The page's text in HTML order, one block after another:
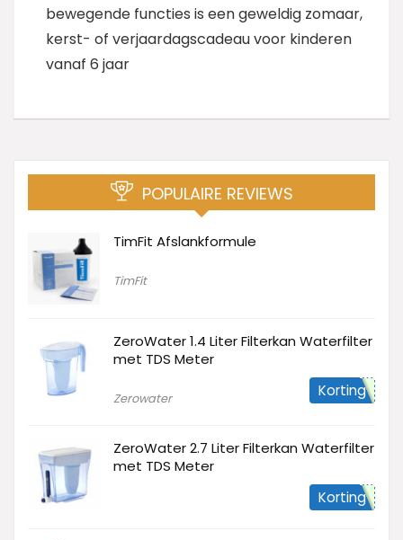
bewegende functies is een geweldig zomaar,
kerst- of verjaardagscadeau voor kinderen
vanaf 6 jaar
POPULAIRE REVIEWS
TimFit Afslankformule
TimFit
ZeroWater 1.4 Liter Filterkan Waterfilter
met TDS Meter
Zerowater Korting
ZeroWater 2.7 Liter Filterkan Waterfilter
met TDS Meter
Korting